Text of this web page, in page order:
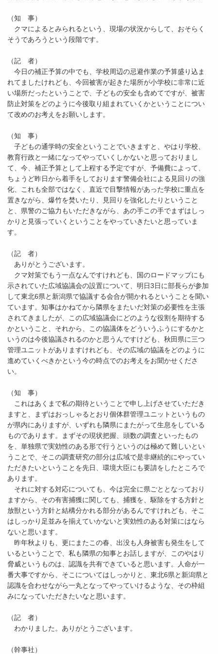
（知 事）
クマによるとみられるという、現場の状況からして、おそらく
そうであろうという段階です。
（記 者）
今日の補正予算の中でも、学校周辺の忌避作業の予算盛り込ま
れてましたけれども、今回被害が起きた場所が小学校に非常に近
い場所だったということで、子どもの安全も含めてですが、被害
防止対策をどのように今後取り組まれていくかということについ
て改めのお考えをお願いします。
（知 事）
子どもの通学時の安全ということでいきますと、やはり学校、
教育行政と一緒になってやっていくしかないと思っておりまし
て、今、補正予算として上程する予定ですが、予備費によって、
ちょうど昨日から着手をしております警備会社による見回りの強
化、これも全部ではなく、直近で目撃情報があった学校に重点を
置きながら、爆竹を焚いたり、見回りを強化したりということ
と、県警のご協力もいただきながら、あの手この手でまずはしっ
かりと見張っていくということをやっていきたいと思っていま
す。
（記 者）
ありがとうございます。
クマ対策でもう一点なんですけれども、国のロードマップにも
示されていた広域協議会の設置について、明日3日に部長らが参加
して東北6県と新潟県で協議する会合が開かれるということを聞い
ています。知事はかねてから隣県をまたいだ対策の必要性を主張
されてきましたが、この広域協議会にどのような役割を期待する
かということ、それから、この協議体をどういうふうにするかと
いうのは今後協議されるのかと思うんですけども、秋田県に三つ
管理ユニットがありますけれども、その広域の協議をどのように
進めていくべきかという今の時点でのお考えをお聞かせくださ
い。
（知 事）
これはあくまで私の期待ということで申し上げさせていただき
ますと、まずはおっしゃるとおり個体群管理ユニットというもの
が県内にありますが、いずれも隣県にまたがって生息をしている
ものであります。まずその現状把握、頭数の調査といったもの
を、単独県で実効性のある形で行うというのは極めて難しいとい
うことで、そこの調査研究の部分は広域で是非継続的にやってい
ただきたいということを先日、環境大臣にも要請をしたところで
あります。
それに対する対応についても、今は完全に県ごととなっており
ますから、その有害捕獲に関しても、捕獲を、駆除をする方針と
放獣という方針と結構分かれる部分があるんですけれども、そこ
はしっかり足並みを揃えていかないと実効性のある対策にはなら
ないと思います。
昨年秋よりも、更にまたこの春、出没も人身被害も発生をして
いるということで、私も隣県の知事とお話しますが、このやはり
脅威というものは、認識を共有できていると思います。人命が一
番大事ですから、そこについてはしっかりと、東北6県と新潟県と
認識を合わせながら一丸となってやっていけるような、その枠組
みになっていただきたいなと思います。
（記 者）
わかりました。ありがとうございます。
（幹事社）